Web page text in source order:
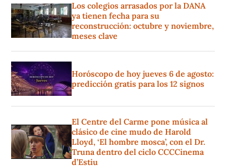
Los colegios arrasados por la DANA
ya tienen fecha para su
reconstrucción: octubre y noviembre,
meses clave
Horóscopo de hoy jueves 6 de agosto:
predicción gratis para los 12 signos
El Centre del Carme pone música al
clásico de cine mudo de Harold
Lloyd, ‘El hombre mosca’, con el Dr.
Truna dentro del ciclo CCCCinema
d’Estiu